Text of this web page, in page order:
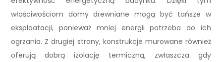
właściwościom domy drewniane mogą być tańsze w
eksploatacji, ponieważ mniej energii potrzeba do ich
ogrzania. Z drugiej strony, konstrukcje murowane również
oferują dobrą izolację termiczną, zwłaszcza gdy